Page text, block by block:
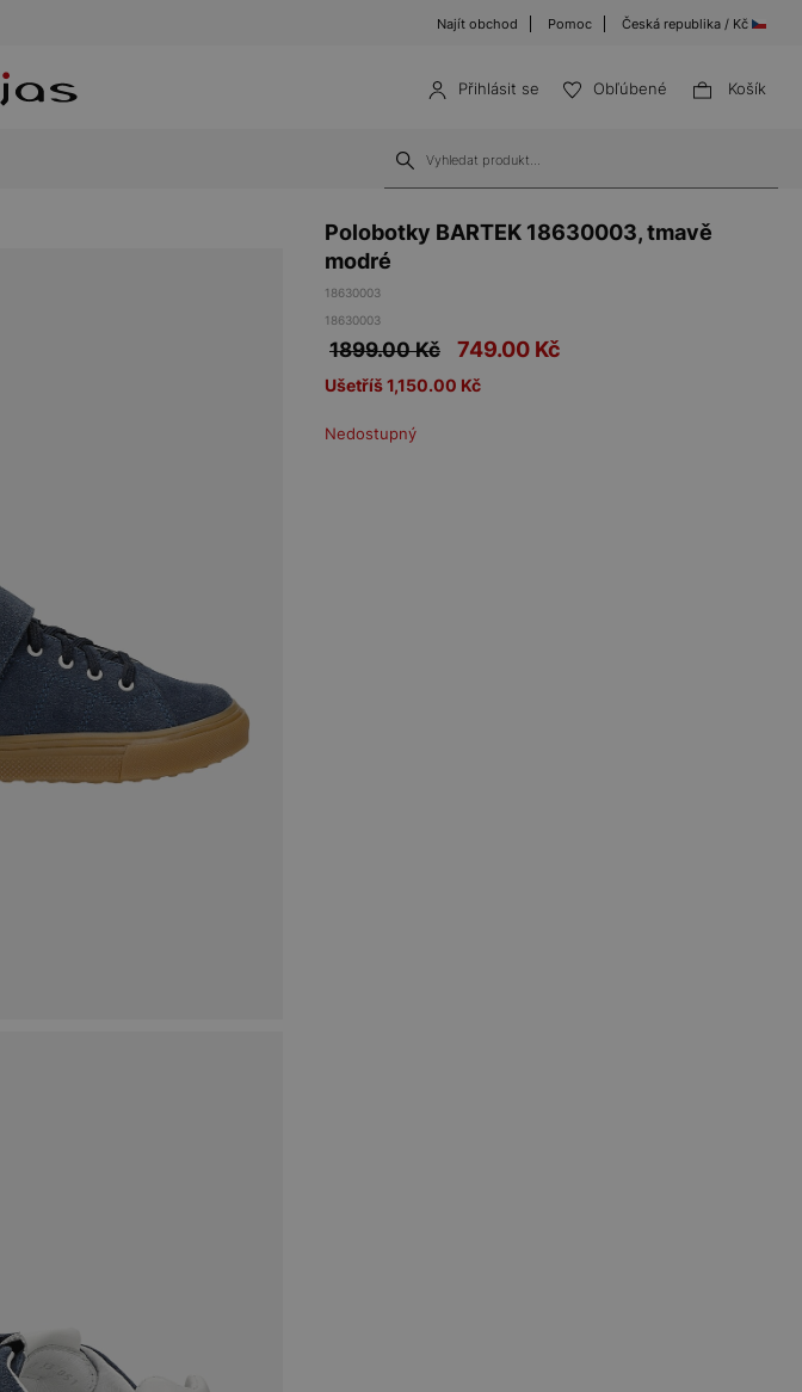
Najít obchod Pomoc Česká republika / Kč
Přihlásit se Obľúbené Košík
Polobotky BARTEK 18630003, tmavě
modré
18630003
18630003
1899.00 Kč 749.00 Kč
Ušetříš 1,150.00 Kč
Nedostupný